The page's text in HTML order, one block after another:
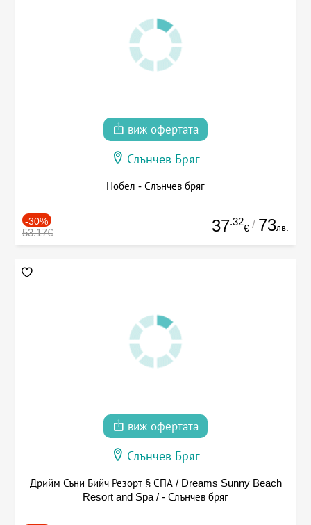
виж офертата
Слънчев Бряг
Нобел - Слънчев бряг
-30%
53.17€ 37.32
€ / 73лв.
виж офертата
Слънчев Бряг
Дрийм Съни Бийч Резорт § СПА / Dreams Sunny Beach
Resort and Spa / - Слънчев бряг